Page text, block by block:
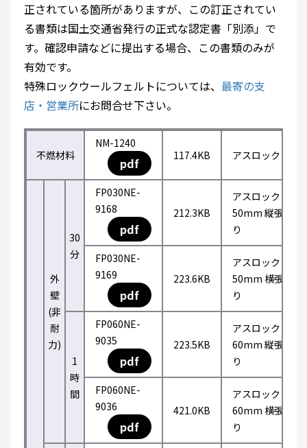
正されている箇所がありますが、この訂正されてい
る書類は国土交通省発行の正式な認定書「別添」で
す。確認申請などに提出する場合、この書類のみが
有効です。
特殊ロックウールフェルトについては、 最寄の支
店・営業所にお問合せ下さい。
不燃材料
NM-1240
pdf 117.4KB アスロック
外
壁
(非
耐
力)
30
分
FP030NE-
9168
pdf
212.3KB
アスロック
50mm 縦張
り
FP030NE-
9169
pdf
223.6KB
アスロック
50mm 横張
り
1
時
間
FP060NE-
9035
pdf
223.5KB
アスロック
60mm 縦張
り
FP060NE-
9036
pdf
421.0KB
アスロック
60mm 横張
り